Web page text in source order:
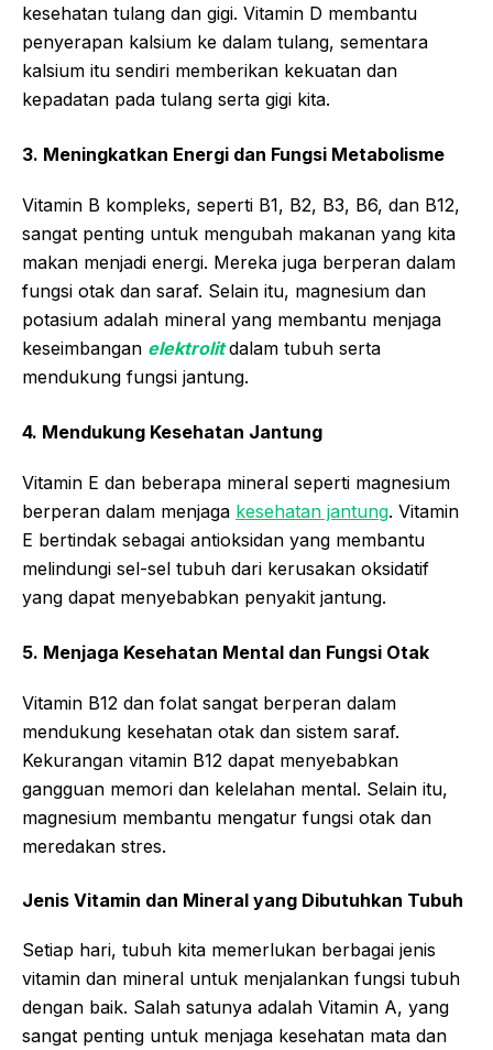
kesehatan tulang dan gigi. Vitamin D membantu
penyerapan kalsium ke dalam tulang, sementara
kalsium itu sendiri memberikan kekuatan dan
kepadatan pada tulang serta gigi kita.
3. Meningkatkan Energi dan Fungsi Metabolisme
Vitamin B kompleks, seperti B1, B2, B3, B6, dan B12,
sangat penting untuk mengubah makanan yang kita
makan menjadi energi. Mereka juga berperan dalam
fungsi otak dan saraf. Selain itu, magnesium dan
potasium adalah mineral yang membantu menjaga
keseimbangan elektrolitdalam tubuh serta
mendukung fungsi jantung.
4. Mendukung Kesehatan Jantung
Vitamin E dan beberapa mineral seperti magnesium
berperan dalam menjaga kesehatan jantung. Vitamin
E bertindak sebagai antioksidan yang membantu
melindungi sel-sel tubuh dari kerusakan oksidatif
yang dapat menyebabkan penyakit jantung.
5. Menjaga Kesehatan Mental dan Fungsi Otak
Vitamin B12 dan folat sangat berperan dalam
mendukung kesehatan otak dan sistem saraf.
Kekurangan vitamin B12 dapat menyebabkan
gangguan memori dan kelelahan mental. Selain itu,
magnesium membantu mengatur fungsi otak dan
meredakan stres.
Jenis Vitamin dan Mineral yang Dibutuhkan Tubuh
Setiap hari, tubuh kita memerlukan berbagai jenis
vitamin dan mineral untuk menjalankan fungsi tubuh
dengan baik. Salah satunya adalah Vitamin A, yang
sangat penting untuk menjaga kesehatan mata dan